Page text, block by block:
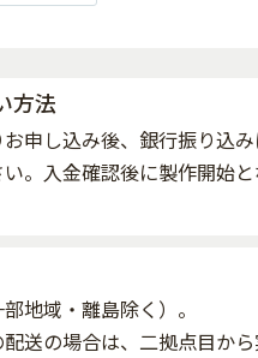
方法
申し込み後、銀行振り込
。入金確認後に製作開始
地域・離島除く）。
送の場合は、二拠点目か